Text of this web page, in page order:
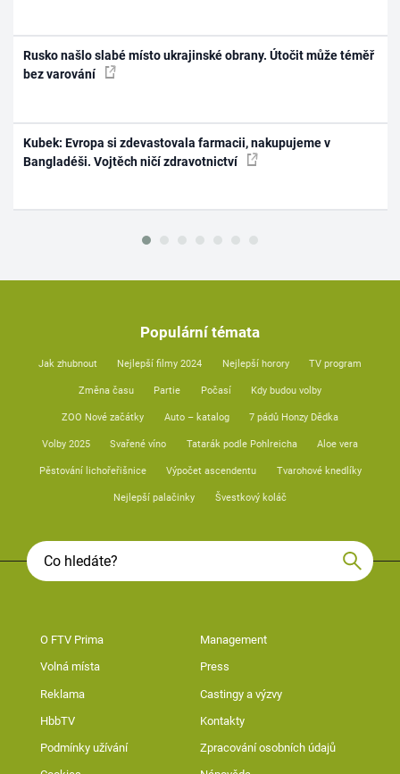
Rusko našlo slabé místo ukrajinské obrany. Útočit může téměř
bez varování
Kubek: Evropa si zdevastovala farmacii, nakupujeme v
Bangladéši. Vojtěch ničí zdravotnictví
Populární témata
Jak zhubnout Nejlepší filmy 2024 Nejlepší horory TV program
Změna času Partie Počasí Kdy budou volby
ZOO Nové začátky Auto – katalog 7 pádů Honzy Dědka
Volby 2025 Svařené víno Tatarák podle Pohlreicha Aloe vera
Pěstování lichořeřišnice Výpočet ascendentu Tvarohové knedlíky
Nejlepší palačinky Švestkový koláč
O FTV Prima Management
Volná místa Press
Reklama Castingy a výzvy
HbbTV Kontakty
Podmínky užívání Zpracování osobních údajů